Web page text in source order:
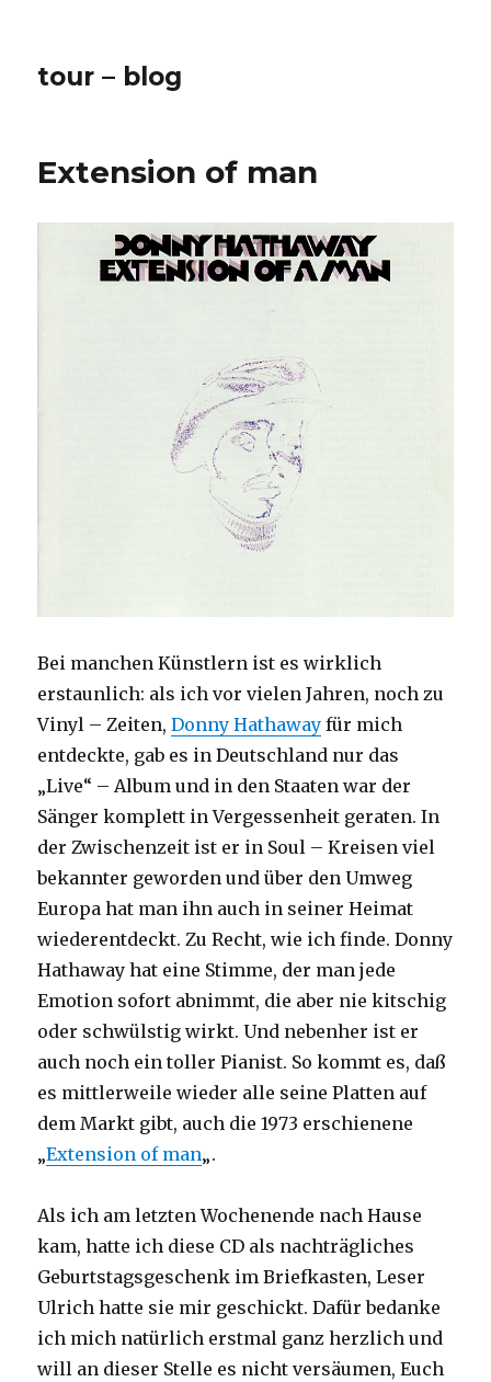
tour – blog
Extension of man
Bei manchen Künstlern ist es wirklich
erstaunlich: als ich vor vielen Jahren, noch zu
Vinyl – Zeiten,Donny Hathaway für mich
entdeckte, gab es in Deutschland nur das
„Live“ – Album und in den Staaten war der
Sänger komplett in Vergessenheit geraten. In
der Zwischenzeit ist er in Soul – Kreisen viel
bekannter geworden und über den Umweg
Europa hat man ihn auch in seiner Heimat
wiederentdeckt. Zu Recht, wie ich finde. Donny
Hathaway hat eine Stimme, der man jede
Emotion sofort abnimmt, die aber nie kitschig
oder schwülstig wirkt. Und nebenher ist er
auch noch ein toller Pianist. So kommt es, daß
es mittlerweile wieder alle seine Platten auf
dem Markt gibt, auch die 1973 erschienene
„Extension of man„.
Als ich am letzten Wochenende nach Hause
kam, hatte ich diese CD als nachträgliches
Geburtstagsgeschenk im Briefkasten, Leser
Ulrich hatte sie mir geschickt. Dafür bedanke
ich mich natürlich erstmal ganz herzlich und
will an dieser Stelle es nicht versäumen, Euch